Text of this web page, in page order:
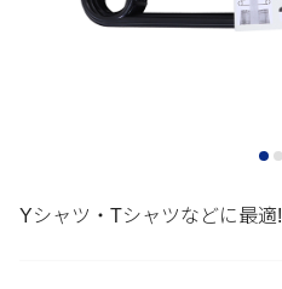
Yシャツ・Tシャツなどに最適!